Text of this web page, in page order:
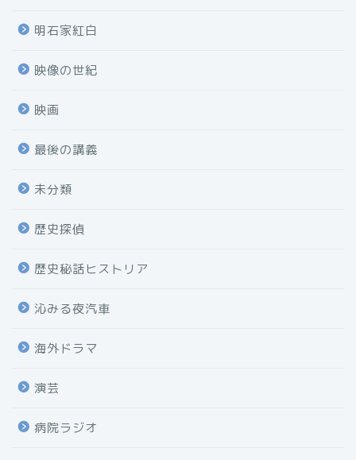
明石家紅白
映像の世紀
映画
最後の講義
未分類
歴史探偵
歴史秘話ヒストリア
沁みる夜汽車
海外ドラマ
演芸
病院ラジオ